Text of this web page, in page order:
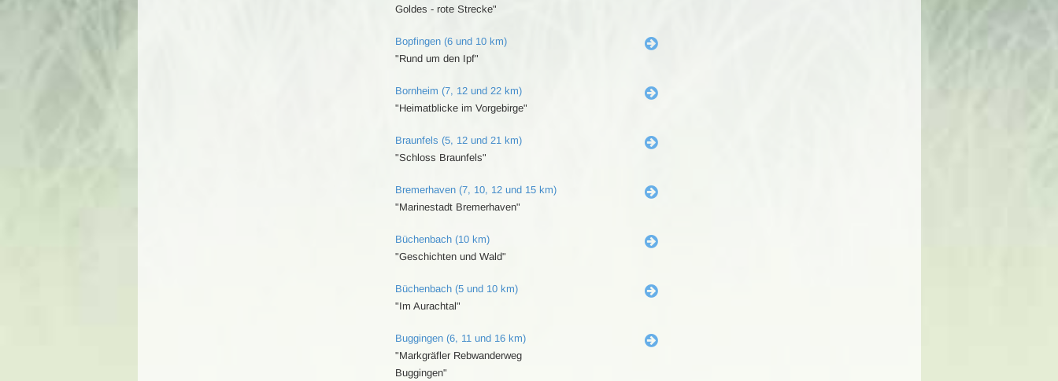
Goldes - rote Strecke"
Bopfingen (6 und 10 km)
"Rund um den Ipf"
Bornheim (7, 12 und 22 km)
"Heimatblicke im Vorgebirge"
Braunfels (5, 12 und 21 km)
"Schloss Braunfels"
Bremerhaven (7, 10, 12 und 15 km)
"Marinestadt Bremerhaven"
Büchenbach (10 km)
"Geschichten und Wald"
Büchenbach (5 und 10 km)
"Im Aurachtal"
Buggingen (6, 11 und 16 km)
"Markgräfler Rebwanderweg
Buggingen"